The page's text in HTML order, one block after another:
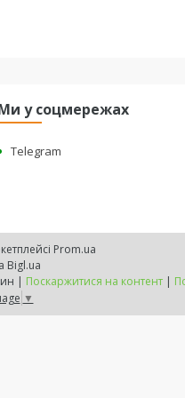
у соцмережах
Telegram
Prom.ua
Bigl.ua
"BEST HARVEST" - насіння овочей та ЗЗР, гуртовий інтернет-магазин | Поскаржитися на контент |
▼